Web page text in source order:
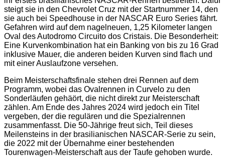
steigt sie in den Chevrolet Cruz mit der Startnummer 14, den
sie auch bei Speedhouse in der NASCAR Euro Series fährt.
Gefahren wird auf dem nagelneuen, 1,25 Kilometer langen
Oval des Autodromo Circuito dos Cristais. Die Besonderheit:
Eine Kurvenkombination hat ein Banking von bis zu 16 Grad
inklusive Mauer, die anderen beiden Kurven sind flach und
mit einer Auslaufzone versehen.
Beim Meisterschaftsfinale stehen drei Rennen auf dem
Programm, wobei das Ovalrennen in Curvelo zu den
Sonderläufen gehäört, die nicht direkt zur Meisterschaft
zählen. Am Ende des Jahres 2024 wird jedoch ein Titel
vergeben, der die regulären und die Spezialrennen
zusammenfasst. Die 50-Jährige freut sich, Teil dieses
Meilensteins in der brasilianischen NASCAR-Serie zu sein,
die 2022 mit der Übernahme einer bestehenden
Tourenwagen-Meisterschaft aus der Taufe gehoben wurde.